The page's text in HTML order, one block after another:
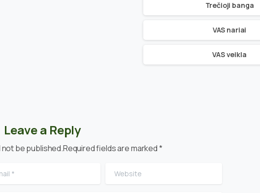
Trečioji banga
VAS nariai
VAS veikla
Leave a Reply
not be published.Required fields are marked *
Website